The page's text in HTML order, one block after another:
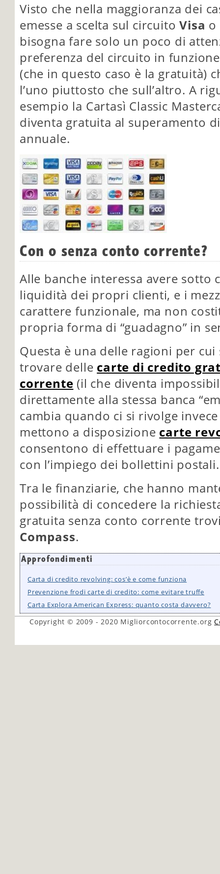
Visto che nella maggioranza dei
emesse a scelta sul circuitoVisa o
bisogna fare solo un poco di
preferenza del circuito in
(che in questo caso è la gratuità)
l’uno piuttosto che sull’altro. A
esempio la Cartasì Classic
diventa gratuita al superamento
annuale.
Con o senza conto corrente?
Alle banche interessa avere
liquidità dei propri clienti, e i
carattere funzionale, ma non
propria forma di “guadagno” in
Questa è una delle ragioni per
trovare delle carte di credito
corrente (il che diventa
direttamente alla stessa banca
cambia quando ci si rivolge
mettono a disposizione carte
consentono di effettuare i
con l’impiego dei bollettini postali.
Tra le finanziarie, che hanno
possibilità di concedere la
gratuita senza conto corrente
Compass.
Approfondimenti
Carta di credito revolving: cos’è e come funziona
Prevenzione frodi carte di credito: come evitare truffe
Carta Explora American Express: quanto costa davvero?
Copyright © 2009 - 2020 Migliorcontocorrente.org